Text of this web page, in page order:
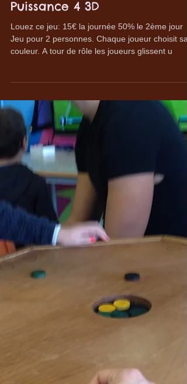
Puissance 4 3D
Louez ce jeu: 15€ la journée 50% le 2ème jour